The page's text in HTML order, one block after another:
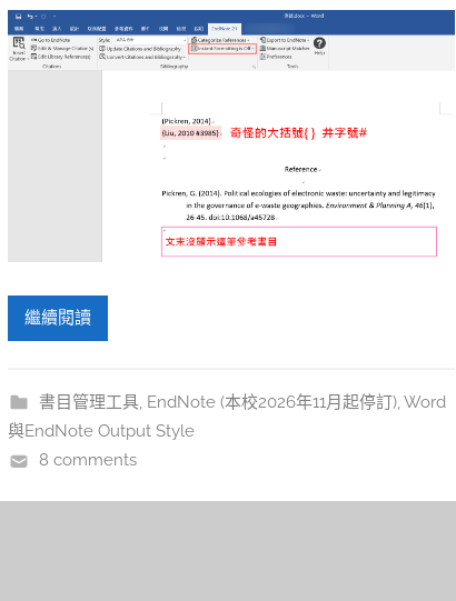
繼續閱讀
書目管理工具, EndNote (本校2026年11月起停訂),Word
與EndNote Output Style
8 comments